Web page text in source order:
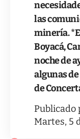
las
minería.
Boyacá,
noche de
algunas
de
Publicado
Martes, 5